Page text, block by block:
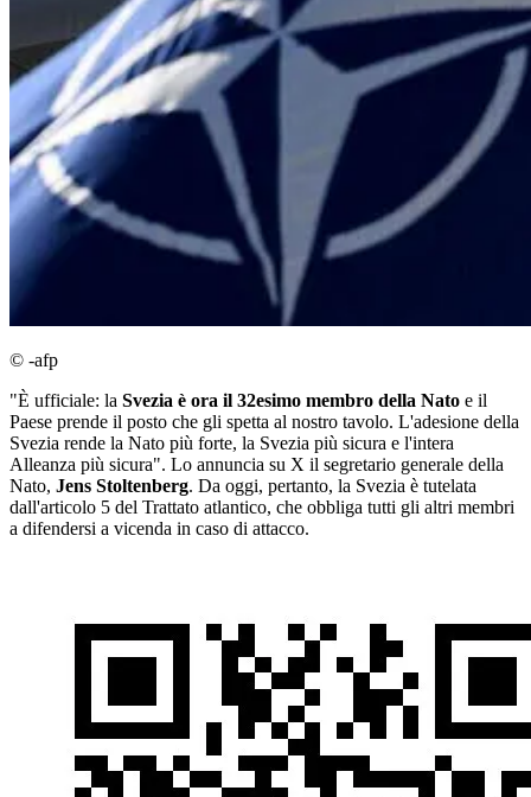
© -afp
"È ufficiale: la Svezia è ora il 32esimo membro della Nato e il
Paese prende il posto che gli spetta al nostro tavolo. L'adesione della
Svezia rende la Nato più forte, la Svezia più sicura e l'intera
Alleanza più sicura". Lo annuncia su X il segretario generale della
Nato, Jens Stoltenberg. Da oggi, pertanto, la Svezia è tutelata
dall'articolo 5 del Trattato atlantico, che obbliga tutti gli altri membri
a difendersi a vicenda in caso di attacco.